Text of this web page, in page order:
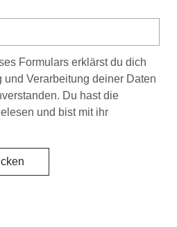
Formulars erklärst du dich
und Verarbeitung deiner Daten
Du hast die
und bist mit ihr